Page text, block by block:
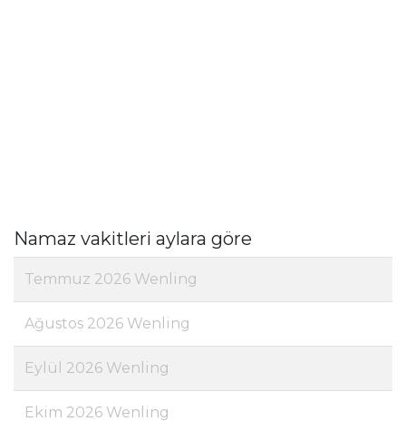
Namaz vakitleri aylara göre
Temmuz 2026 Wenling
Ağustos 2026 Wenling
Eylül 2026 Wenling
Ekim 2026 Wenling